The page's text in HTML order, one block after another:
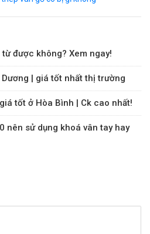
được không? Xem ngay!
| giá tốt nhất thị trường
tốt ở Hòa Bình | Ck cao nhất!
nên sử dụng khoá vân tay hay